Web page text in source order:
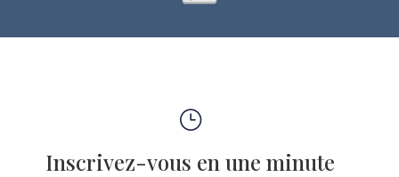
}
Inscrivez-vous en une minute